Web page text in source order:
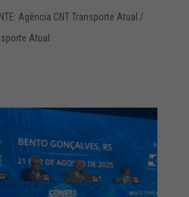
Agência CNT Transporte Atual /
Atual